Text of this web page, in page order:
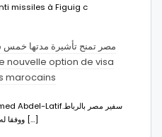
missiles à Figuig c
مصر تمنح تأشيرة مدتها خمس
nouvelle option de visa
marocains
ووفقا له، فإن هذا الإجراء يهدف إلى […]